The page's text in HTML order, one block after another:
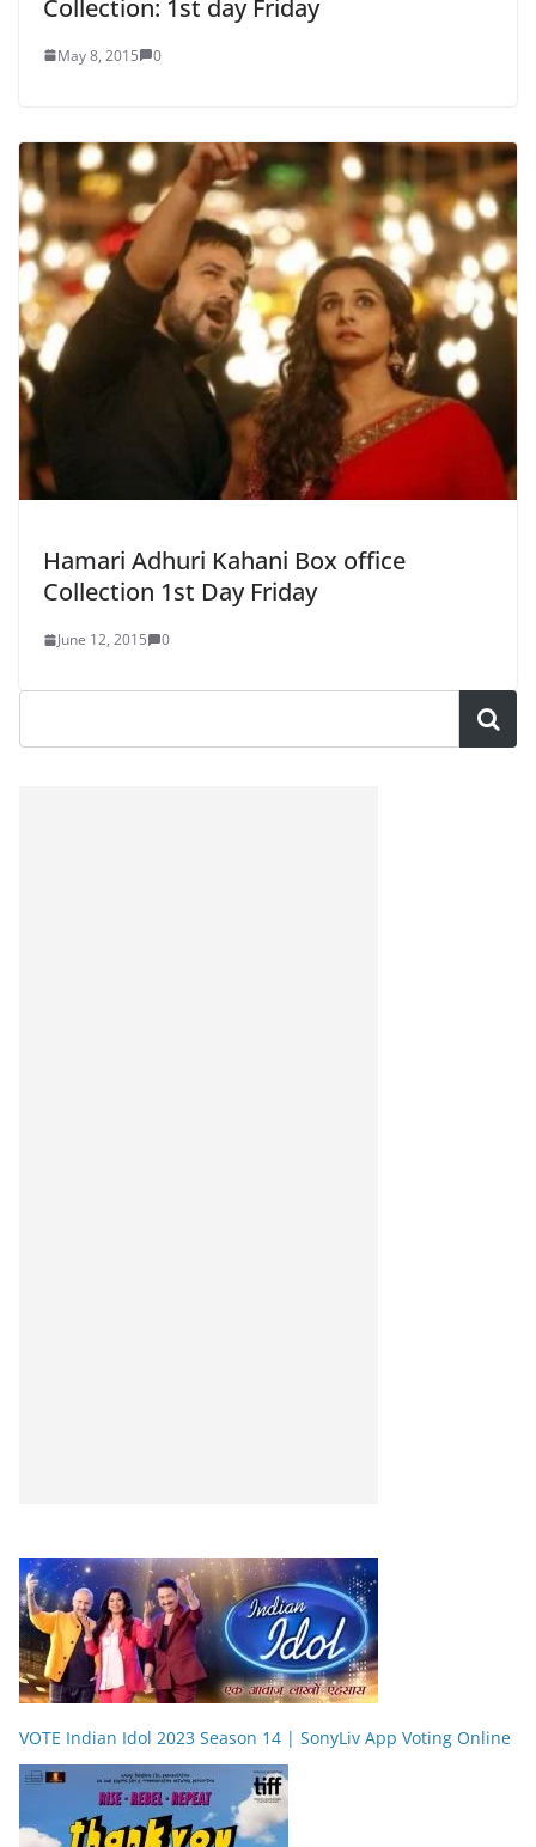
Collection: 1st day Friday
May 8, 2015 0
Hamari Adhuri Kahani Box office
Collection 1st Day Friday
June 12, 2015 0
VOTE Indian Idol 2023 Season 14 | SonyLiv App Voting Online